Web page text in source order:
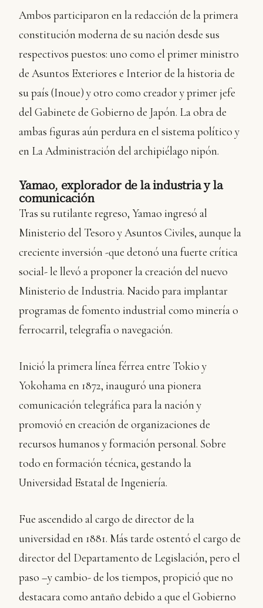
Ambos participaron en la redacción de la primera
constitución moderna de su nación desde sus
respectivos puestos: uno como el primer ministro
de Asuntos Exteriores e Interior de la historia de
su país (Inoue) y otro como creador y primer jefe
del Gabinete de Gobierno de Japón. La obra de
ambas figuras aún perdura en el sistema político y
en La Administración del archipiélago nipón.
Yamao, explorador de la industria y la
comunicación
Tras su rutilante regreso, Yamao ingresó al
Ministerio del Tesoro y Asuntos Civiles, aunque la
creciente inversión -que detonó una fuerte crítica
social- le llevó a proponer la creación del nuevo
Ministerio de Industria. Nacido para implantar
programas de fomento industrial como minería o
ferrocarril, telegrafía o navegación.
Inició la primera línea férrea entre Tokio y
Yokohama en 1872, inauguró una pionera
comunicación telegráfica para la nación y
promovió en creación de organizaciones de
recursos humanos y formación personal. Sobre
todo en formación técnica, gestando la
Universidad Estatal de Ingeniería.
Fue ascendido al cargo de director de la
universidad en 1881. Más tarde ostentó el cargo de
director del Departamento de Legislación, pero el
paso –y cambio- de los tiempos, propició que no
destacara como antaño debido a que el Gobierno